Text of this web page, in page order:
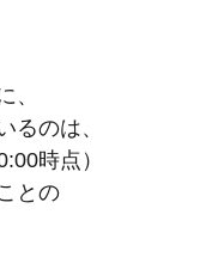
、
るのは、
時点）
との